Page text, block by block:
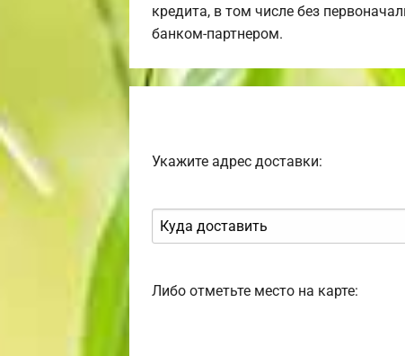
кредита, в том числе без
банком-партнером.
Укажите адрес доставки:
Либо отметьте место на карте: